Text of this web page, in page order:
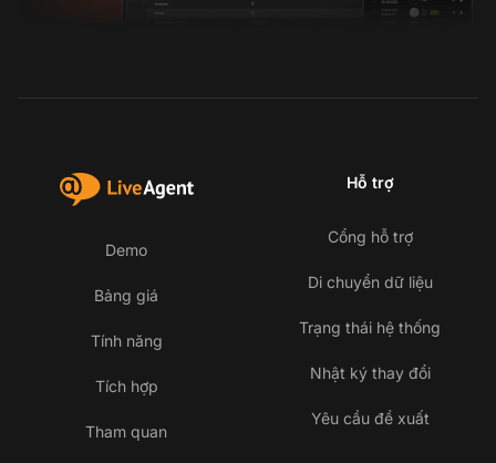
Demo
Bảng giá
Tính năng
Tích hợp
Tham quan
Hỗ trợ
Cổng hỗ trợ
Di chuyển dữ liệu
Trạng thái hệ thống
Nhật ký thay đổi
Yêu cầu đề xuất